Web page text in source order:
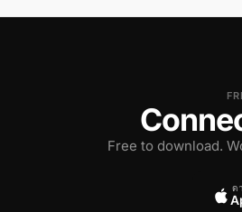
Free to download.
ด